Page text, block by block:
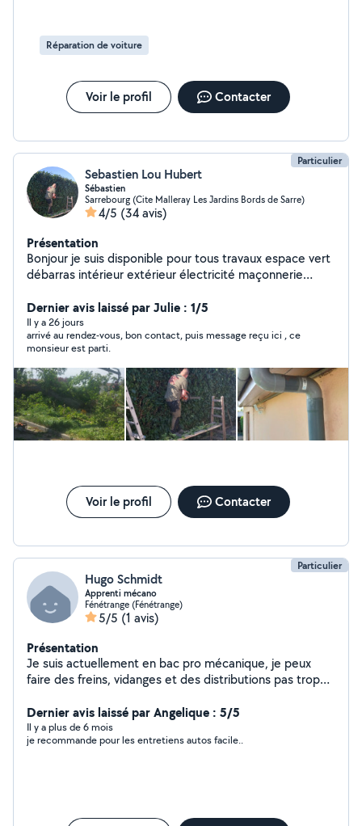
Réparation de voiture
Voir le profil Contacter
Particulier
Sebastien Lou Hubert
Sébastien
Sarrebourg (Cite Malleray Les Jardins Bords de Sarre)
4/5 (34 avis)
Présentation
Bonjour je suis disponible pour tous travaux espace vert
débarras intérieur extérieur électricité maçonnerie
pelouse élagage d'arbre nettoyage gouttière Karcher
plus de 15 ans d'expérience travail soigné homme à tout
faire avec tout outillage intérieur extérieur
Dernier avis laissé par Julie : 1/5
Il y a 26 jours
arrivé au rendez-vous, bon contact, puis message reçu ici , ce
monsieur est parti.
Voir le profil Contacter
Particulier
Hugo Schmidt
Apprenti mécano
Fénétrange (Fénétrange)
5/5 (1 avis)
Présentation
Je suis actuellement en bac pro mécanique, je peux
faire des freins, vidanges et des distributions pas trop
Dernier avis laissé par Angelique : 5/5
Il y a plus de 6 mois
je recommande pour les entretiens autos facile..